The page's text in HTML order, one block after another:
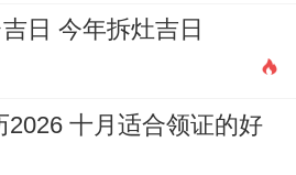
日 今年拆灶吉日
2026 十月适合领证的好